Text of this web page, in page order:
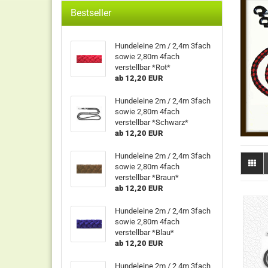
Bestseller
Hundeleine 2m / 2,4m 3fach
sowie 2,80m 4fach
verstellbar *Rot*
ab 12,20 EUR
Hundeleine 2m / 2,4m 3fach
sowie 2,80m 4fach
verstellbar *Schwarz*
ab 12,20 EUR
Hundeleine 2m / 2,4m 3fach
sowie 2,80m 4fach
verstellbar *Braun*
ab 12,20 EUR
Hundeleine 2m / 2,4m 3fach
sowie 2,80m 4fach
verstellbar *Blau*
ab 12,20 EUR
Hundeleine 2m / 2,4m 3fach